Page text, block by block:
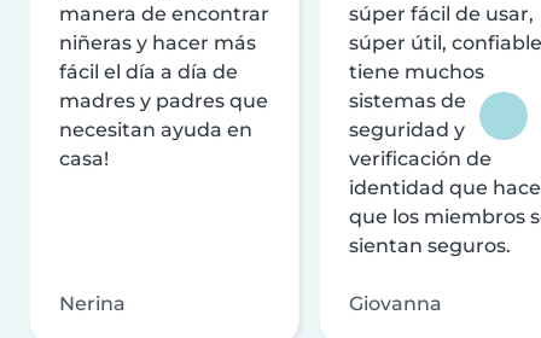
manera de encontrar
niñeras y hacer más
fácil el día a día de
madres y padres que
necesitan ayuda en
casa!
Nerina
súper fácil de usar,
súper útil,
tiene muchos
sistemas de
seguridad y
verificación de
identidad que
que los miembros
sientan seguros.
Giovanna